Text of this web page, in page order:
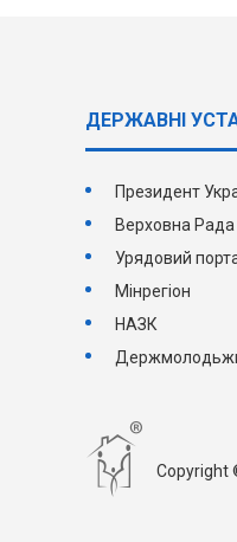
ДЕРЖАВНI
Президент
Верховна Рада
Урядовий
Мінрегіон
НАЗК
Copyright